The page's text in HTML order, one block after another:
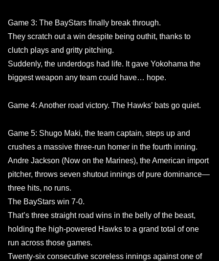
Game 3: The BayStars finally break through.
They scratch out a win despite being outhit, thanks to
clutch plays and gritty pitching.
Suddenly, the underdogs had life. It gave Yokohama the
biggest weapon any team could have… hope.
Game 4: Another road victory. The Hawks’ bats go quiet.
Game 5: Shugo Maki, the team captain, steps up and
crushes a massive three-run homer in the fourth inning.
Andre Jackson (Now on the Marines), the American import
pitcher, throws seven shutout innings of pure dominance—
three hits, no runs.
The BayStars win 7-0.
That’s three straight road wins in the belly of the beast,
holding the high-powered Hawks to a grand total of one
run across those games.
Twenty-six consecutive scoreless innings against one of